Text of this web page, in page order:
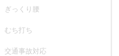
ぎっくり腰
むち打ち
交通事故対応